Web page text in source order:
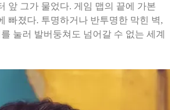
앞 그가 물었다. 게임 맵의 끝에 가본
빠졌다. 투명하거나 반투명한 막힌 벽,
눌러 발버둥쳐도 넘어갈 수 없는 세계